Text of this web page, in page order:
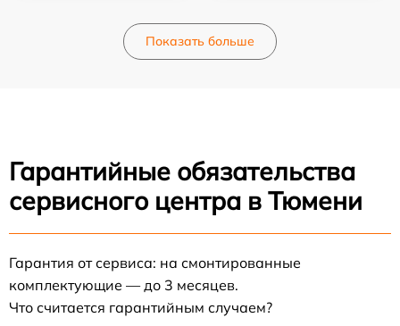
Показать больше
Гарантийные обязательства
сервисного центра в Тюмени
Гарантия от сервиса: на смонтированные
комплектующие — до 3 месяцев.
Что считается гарантийным случаем?